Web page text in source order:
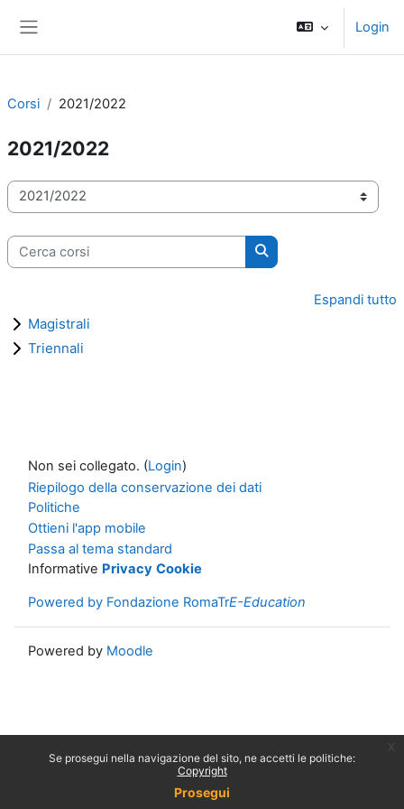
Se prosegui nella navigazione del sito, ne accetti le politiche:
Copyright
Prosegui
Login
Corsi 2021/2022
2021/2022
Categorie di corso
Cerca corsi
Cerca corsi
Espandi tutto
Magistrali
Triennali
Non sei collegato. (Login)
Riepilogo della conservazione dei dati
Politiche
Ottieni l'app mobile
Passa al tema standard
Informative Privacy Cookie
Powered by Fondazione RomaTrE-Education
Powered by Moodle